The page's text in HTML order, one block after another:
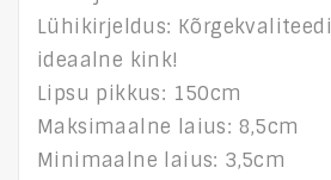
Lühikirjeldus:
ideaalne kink!
Lipsu pikkus: 150cm
Maksimaalne laius: 8,5cm
Minimaalne laius: 3,5cm